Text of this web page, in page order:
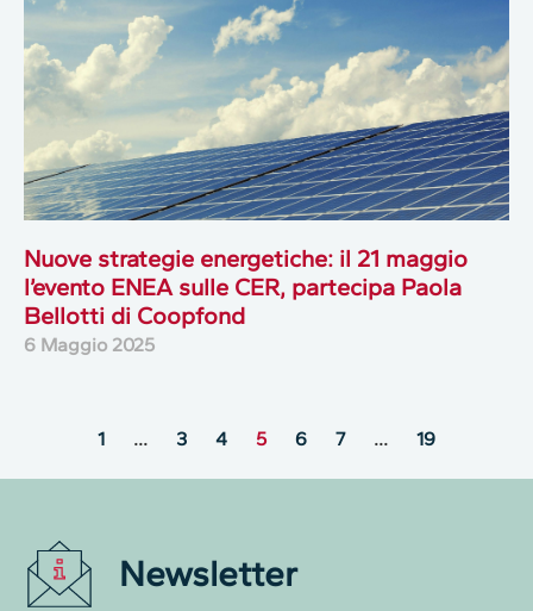
Nuove strategie energetiche: il 21 maggio
l’evento ENEA sulle CER, partecipa Paola
Bellotti di Coopfond
6 Maggio 2025
1 … 3 4 5 6 7 … 19
Newsletter